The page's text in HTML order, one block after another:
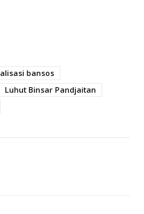
bansos
Luhut Binsar Pandjaitan